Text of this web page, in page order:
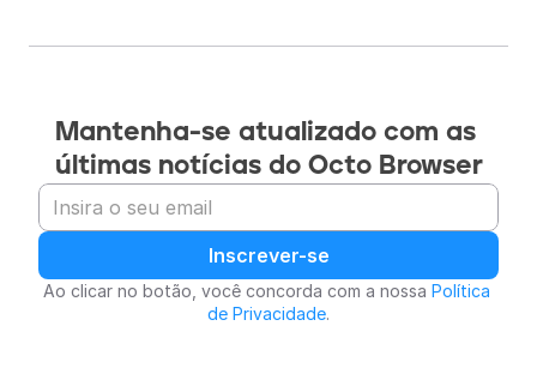
Mantenha-se atualizado com as
últimas notícias do Octo Browser
Inscrever-se
Ao clicar no botão, você concorda com a nossa Política
de Privacidade.